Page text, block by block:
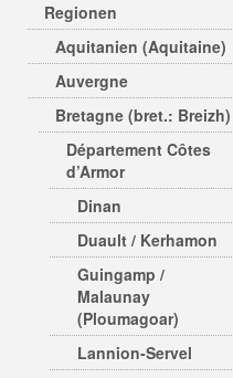
Regionen
Aquitanien (Aquitaine)
Auvergne
Bretagne (bret.: Breizh)
Département Côtes
d’Armor
Dinan
Duault / Kerhamon
Guingamp /
Malaunay
(Ploumagoar)
Lannion-Servel